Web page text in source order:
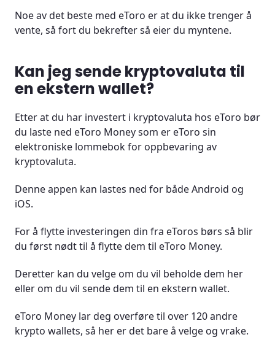
Noe av det beste med eToro er at du ikke trenger å
vente, så fort du bekrefter så eier du myntene.
Kan jeg sende kryptovaluta til
en ekstern wallet?
Etter at du har investert i kryptovaluta hos eToro bør
du laste ned eToro Money som er eToro sin
elektroniske lommebok for oppbevaring av
kryptovaluta.
Denne appen kan lastes ned for både Android og
iOS.
For å flytte investeringen din fra eToros børs så blir
du først nødt til å flytte dem til eToro Money.
Deretter kan du velge om du vil beholde dem her
eller om du vil sende dem til en ekstern wallet.
eToro Money lar deg overføre til over 120 andre
krypto wallets, så her er det bare å velge og vrake.